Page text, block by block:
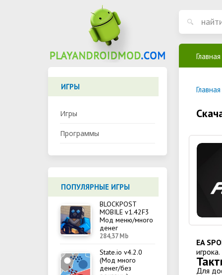
ИГРЫ
Игры
Программы
ПОПУЛЯРНЫЕ ИГРЫ
BLOCKPOST
MOBILE v1.42F3
Мод меню/много
денег
284,37 Mb
State.io v4.2.0
(Мод много
денег/без
Главная
Главная
EA
игрока.
Для